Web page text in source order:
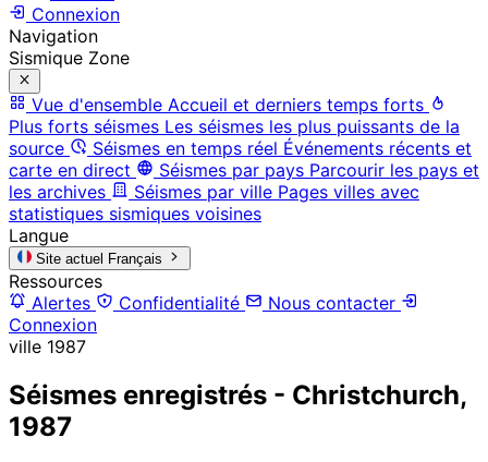
Connexion
Navigation
Sismique Zone
Vue d'ensemble Accueil et derniers temps forts
Plus forts séismes Les séismes les plus puissants de la
source
Séismes en temps réel Événements récents et
carte en direct
Séismes par pays Parcourir les pays et
les archives
Séismes par ville Pages villes avec
statistiques sismiques voisines
Langue
Site actuel Français
Ressources
Alertes
Confidentialité
Nous contacter
Connexion
ville 1987
Séismes enregistrés - Christchurch,
1987